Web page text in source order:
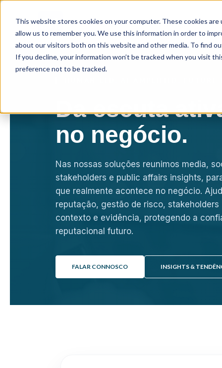
This website stores cookies on your computer. These cookies
allow us to remember you. We use this information in order to
about our visitors both on this website and other media. To find
If you decline, your information won’t be tracked when you visit
preference not to be tracked.
Soluções Insights
Da escuta
no negócio.
Nas nossas soluções reunimos media,
stakeholders e public affairs insights,
que realmente acontece no negócio.
reputação, gestão de risco,
contexto e evidência, protegendo a
reputacional futuro.
FALAR CONNOSCO INSIGHTS &